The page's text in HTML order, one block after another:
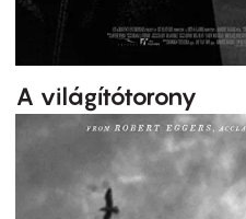
A világítótorony